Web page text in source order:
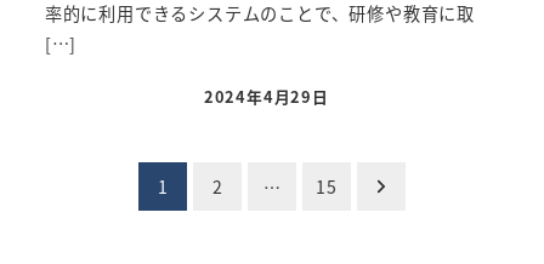
率的に利用できるシステムのことで、研修や教育に取
[…]
投稿日
2024年4月29日
1 2 … 15